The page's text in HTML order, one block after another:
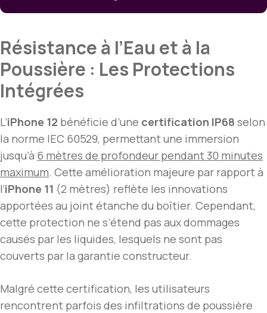
Résistance à l’Eau et à la
Poussière : Les Protections
Intégrées
L’iPhone 12 bénéficie d’une certification IP68 selon
la norme IEC 60529, permettant une immersion
jusqu’à 6 mètres de profondeur pendant 30 minutes
maximum. Cette amélioration majeure par rapport à
l’iPhone 11 (2 mètres) reflète les innovations
apportées au joint étanche du boîtier. Cependant,
cette protection ne s’étend pas aux dommages
causés par les liquides, lesquels ne sont pas
couverts par la garantie constructeur.
Malgré cette certification, les utilisateurs
rencontrent parfois des infiltrations de poussière